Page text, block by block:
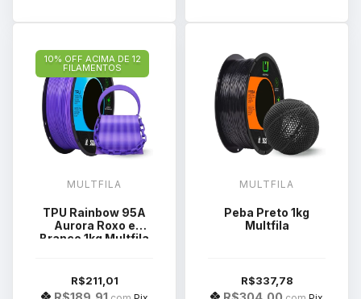
10% OFF ACIMA DE 12
FILAMENTOS
MULTFILA
TPU Rainbow 95A
Aurora Roxo e
Branco 1kg Multfila
R$211,01
MULTFILA
Peba Preto 1kg
Multfila
R$337,78